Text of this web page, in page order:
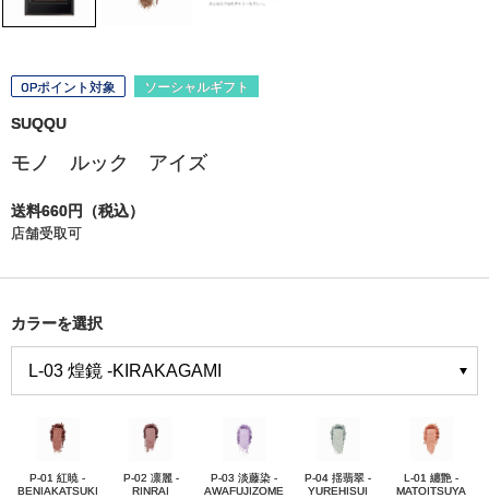
OPポイント対象 ソーシャルギフト
SUQQU
モノ ルック アイズ
送料660円（税込）
店舗受取可
カラーを選択
P-01 紅暁 -
BENIAKATSUKI
P-02 凛麗 -
RINRAI
P-03 淡藤染 -
AWAFUJIZOME
P-04 揺翡翠 -
YUREHISUI
L-01 纏艶 -
MATOITSUYA